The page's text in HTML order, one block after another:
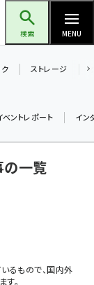
検索 MENU
の絆～ (2315)
ト集！ (2037)
ストレージ
ベントレポート イン
の一覧
るもので、国内外
す。